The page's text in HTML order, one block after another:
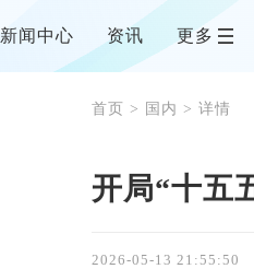
新闻中心 资讯 更多
首页 > 国内 > 详情
开局“十五
2026-05-13 21:55:50